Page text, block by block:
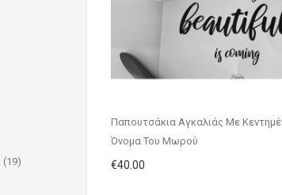
(19)
Παπουτσάκια Αγκαλιάς Με
Όνομα Του Μωρού
€40.00